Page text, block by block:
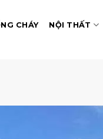
CHÁY NỘI THẤT